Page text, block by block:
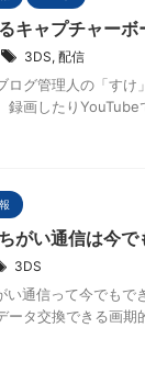
キャプチャー
3DS, 配信
ログ管理人の「す
録画したり
がい通信は今
3DS
い通信って今でも
ータ交換できる画